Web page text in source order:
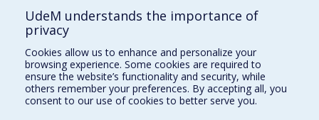
Faculté de l'aménagement
École d'architecture
École de design
UdeM understands the importance of
privacy
Cookies allow us to enhance and personalize your
browsing experience. Some cookies are required to
ensure the website’s functionality and security, while
others remember your preferences. By accepting all, you
consent to our use of cookies to better serve you.